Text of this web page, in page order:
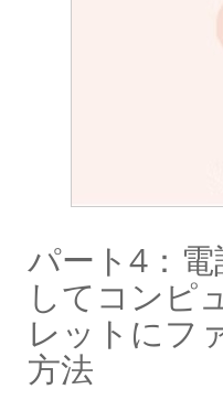
パート4：
してコンピ
レットにフ
方法